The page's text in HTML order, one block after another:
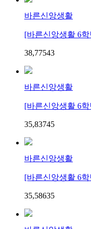
바른신앙생활
[바른신앙생활 6학
38,77543
바른신앙생활
[바른신앙생활 6
35,83745
바른신앙생활
[바른신앙생활 6
35,58635